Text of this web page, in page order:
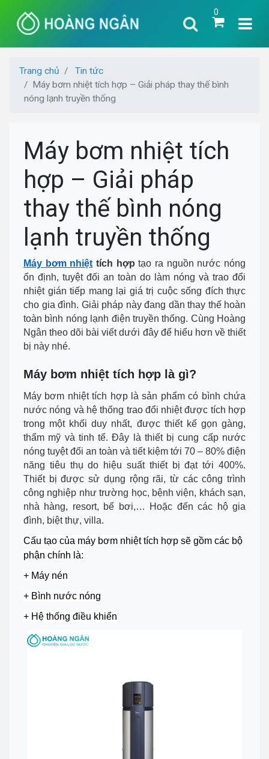
0
Trang chủ
Tin tức
Máy bơm nhiệt tích hợp – Giải pháp thay thế bình
nóng lạnh truyền thống
Máy bơm nhiệt tích
hợp – Giải pháp
thay thế bình nóng
lạnh truyền thống
Máy bơm nhiệttích hợp tạo ra nguồn nước nóng
ổn định, tuyệt đối an toàn do làm nóng và trao đổi
nhiệt gián tiếp mang lại giá trị cuộc sống đích thực
cho gia đình. Giải pháp này đang dần thay thế hoàn
toàn bình nóng lạnh điện truyền thống. Cùng Hoàng
Ngân theo dõi bài viết dưới đây để hiểu hơn về thiết
bị này nhé.
Máy bơm nhiệt tích hợp là gì?
Máy bơm nhiệt tích hợp là sản phẩm có bình chứa
nước nóng và hệ thống trao đổi nhiệt được tích hợp
trong một khối duy nhất, được thiết kế gọn gàng,
thẩm mỹ và tinh tế. Đây là thiết bị cung cấp nước
nóng tuyệt đối an toàn và tiết kiệm tới 70 – 80% điện
năng tiêu thụ do hiệu suất thiết bị đạt tới 400%.
Thiết bị được sử dụng rộng rãi, từ các công trình
công nghiệp như trường học, bệnh viện, khách sạn,
nhà hàng, resort, bể bơi,… Hoặc đến các hộ gia
đình, biệt thự, villa.
Cấu tạo của máy bơm nhiệt tích hợp sẽ gồm các bộ
phận chính là:
+ Máy nén
+ Bình nước nóng
+ Hệ thống điều khiển